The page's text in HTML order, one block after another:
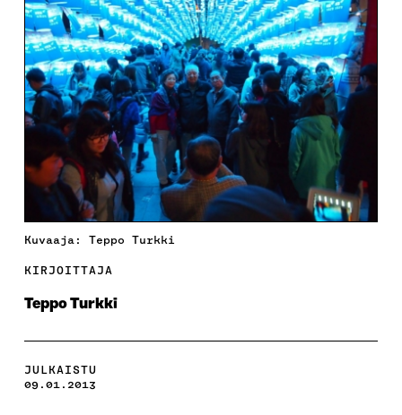
Kuvaaja: Teppo Turkki
KIRJOITTAJA
Teppo Turkki
JULKAISTU
09.01.2013